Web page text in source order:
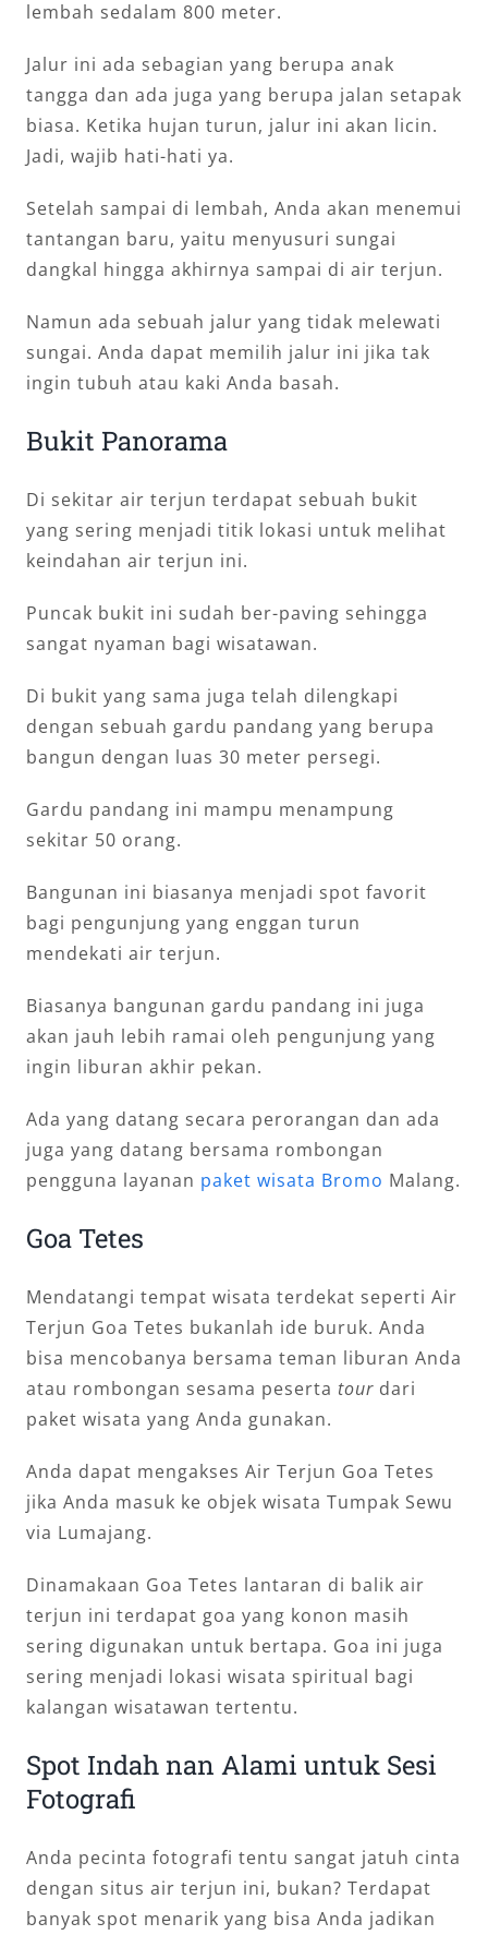
lembah sedalam 800 meter.
Jalur ini ada sebagian yang berupa anak
tangga dan ada juga yang berupa jalan setapak
biasa. Ketika hujan turun, jalur ini akan licin.
Jadi, wajib hati-hati ya.
Setelah sampai di lembah, Anda akan menemui
tantangan baru, yaitu menyusuri sungai
dangkal hingga akhirnya sampai di air terjun.
Namun ada sebuah jalur yang tidak melewati
sungai. Anda dapat memilih jalur ini jika tak
ingin tubuh atau kaki Anda basah.
Bukit Panorama
Di sekitar air terjun terdapat sebuah bukit
yang sering menjadi titik lokasi untuk melihat
keindahan air terjun ini.
Puncak bukit ini sudah ber-paving sehingga
sangat nyaman bagi wisatawan.
Di bukit yang sama juga telah dilengkapi
dengan sebuah gardu pandang yang berupa
bangun dengan luas 30 meter persegi.
Gardu pandang ini mampu menampung
sekitar 50 orang.
Bangunan ini biasanya menjadi spot favorit
bagi pengunjung yang enggan turun
mendekati air terjun.
Biasanya bangunan gardu pandang ini juga
akan jauh lebih ramai oleh pengunjung yang
ingin liburan akhir pekan.
Ada yang datang secara perorangan dan ada
juga yang datang bersama rombongan
pengguna layanan paket wisata Bromo Malang.
Goa Tetes
Mendatangi tempat wisata terdekat seperti Air
Terjun Goa Tetes bukanlah ide buruk. Anda
bisa mencobanya bersama teman liburan Anda
atau rombongan sesama peserta tour dari
paket wisata yang Anda gunakan.
Anda dapat mengakses Air Terjun Goa Tetes
jika Anda masuk ke objek wisata Tumpak Sewu
via Lumajang.
Dinamakaan Goa Tetes lantaran di balik air
terjun ini terdapat goa yang konon masih
sering digunakan untuk bertapa. Goa ini juga
sering menjadi lokasi wisata spiritual bagi
kalangan wisatawan tertentu.
Spot Indah nan Alami untuk Sesi
Fotografi
Anda pecinta fotografi tentu sangat jatuh cinta
dengan situs air terjun ini, bukan? Terdapat
banyak spot menarik yang bisa Anda jadikan